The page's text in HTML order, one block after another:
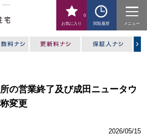
お気に入り
0
閲覧履歴
メニュー
の営業終了及び成田ニュータウ
変更
2026/05/15